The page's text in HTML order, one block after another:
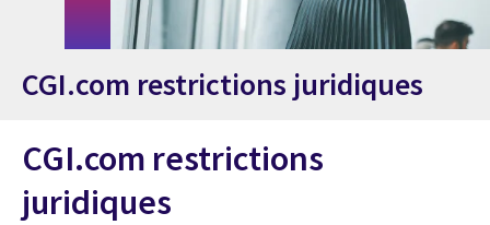
CGI.com restrictions juridiques
CGI.com restrictions
juridiques